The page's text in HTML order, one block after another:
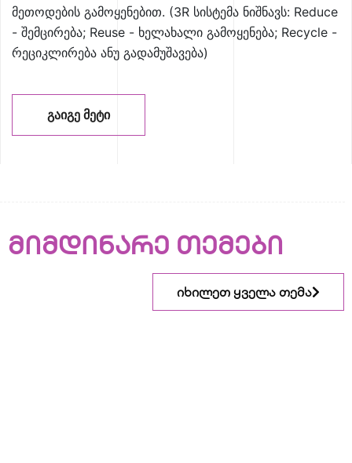
მეთოდების გამოყენებით. (3R სისტემა ნიშნავს: Reduce
- შემცირება; Reuse - ხელახალი გამოყენება; Recycle -
რეციკლირება ანუ გადამუშავება)
ᲒᲐᲘᲒᲔ ᲛᲔᲢᲘ
მიმდინარე თემები
იხილეთ ყველა თემა